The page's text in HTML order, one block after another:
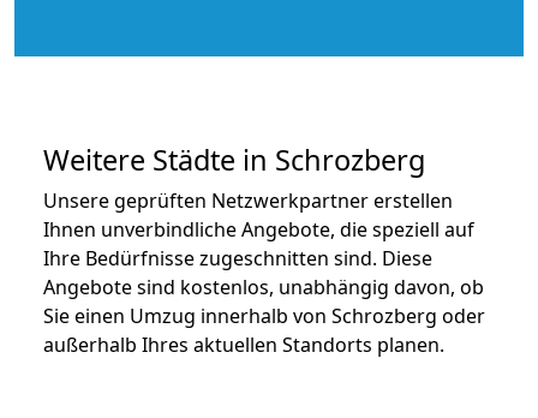
Weitere Städte in Schrozberg
Unsere geprüften Netzwerkpartner erstellen
Ihnen unverbindliche Angebote, die speziell auf
Ihre Bedürfnisse zugeschnitten sind. Diese
Angebote sind kostenlos, unabhängig davon, ob
Sie einen Umzug innerhalb von Schrozberg oder
außerhalb Ihres aktuellen Standorts planen.